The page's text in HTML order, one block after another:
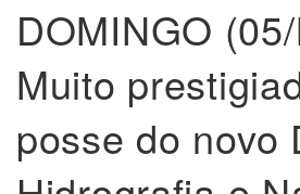
DOMINGO
Muito
posse do novo